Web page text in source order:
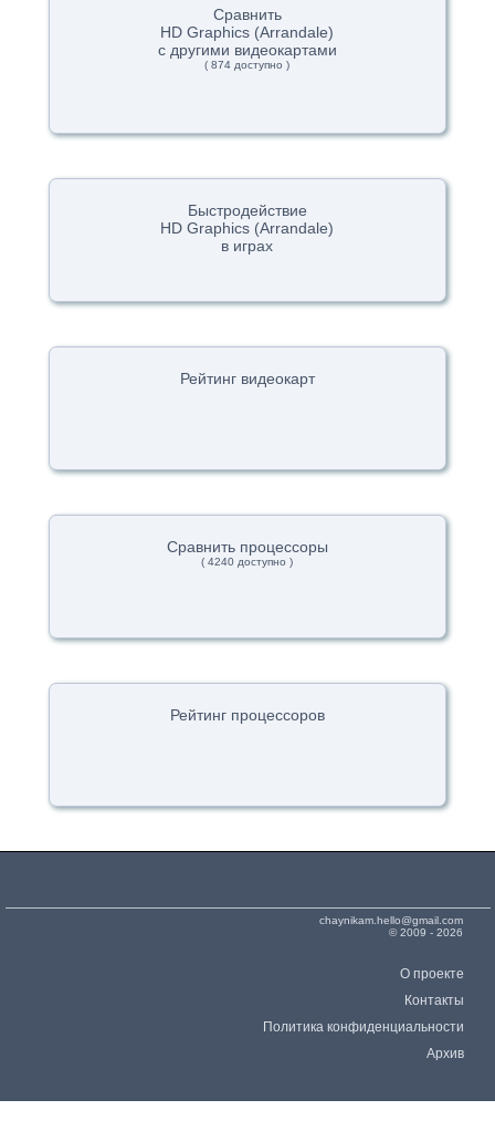
Сравнить
HD Graphics (Arrandale)
с другими видеокартами
( 874 доступно )
Быстродействие
HD Graphics (Arrandale)
в играх
Рейтинг видеокарт
Сравнить процессоры
( 4240 доступно )
Рейтинг процессоров
chaynikam.hello@gmail.com
© 2009 - 2026
О проекте
Контакты
Политика конфиденциальности
Архив